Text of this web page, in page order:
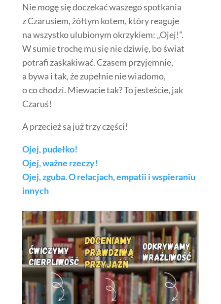
Nie mogę się doczekać waszego spotkania
z Czarusiem, żółtym kotem, który reaguje
na wszystko ulubionym okrzykiem: „Ojej!”.
W sumie trochę mu się nie dziwię, bo świat
potrafi zaskakiwać. Czasem przyjemnie,
a bywa i tak, że zupełnie nie wiadomo,
o co chodzi. Miewacie tak? To jesteście, jak
Czaruś!
A przecież są już trzy części!
Ojej, pudełko!
Ojej, ważne rzeczy!
Ojej, zguba. O relacjach, empatii i wspieraniu
innych